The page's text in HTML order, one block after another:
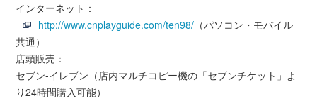
インターネット：
http://www.cnplayguide.com/ten98/ （パソコン・モバイル
共通）
店頭販売：
セブン-イレブン（店内マルチコピー機の「セブンチケット」よ
り24時間購入可能）